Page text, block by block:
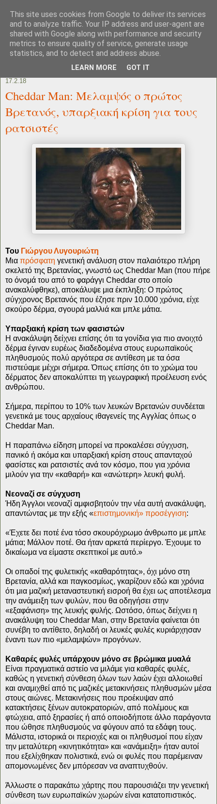
17.2.18
Cheddar Man: Μελαμψός ο πρώτος
Bρετανός, υπαρξιακή κρίση για τους
ρατσιστές
Του Γιώργου Λυγουριώτη
Μια πρόσφατη γενετική ανάλυση στον παλαιότερο πλήρη
σκελετό της Βρετανίας, γνωστό ως Cheddar Man (που πήρε
το όνομά του από το φαράγγι Cheddar στο οποίο
ανακαλύφθηκε), αποκάλυψε μια έκπληξη: Ο πρώτος
σύγχρονος Βρετανός που έζησε πριν 10.000 χρόνια, είχε
σκούρο δέρμα, σγουρά μαλλιά και μπλε μάτια.
Υπαρξιακή κρίση των φασιστών
Η ανακάλυψη δείχνει επίσης ότι τα γονίδια για πιο ανοιχτό
δέρμα έγιναν ευρέως διαδεδομένα στους ευρωπαϊκούς
πληθυσμούς πολύ αργότερα σε αντίθεση με τα όσα
πιστεύαμε μέχρι σήμερα. Όπως επίσης ότι το χρώμα του
δέρματος δεν αποκαλύπτει τη γεωγραφική προέλευση ενός
ανθρώπου.
Σήμερα, περίπου το 10% των λευκών Βρετανών συνδέεται
γενετικά με τους αρχαίους ιθαγενείς της Αγγλίας όπως ο
Cheddar Man.
H παραπάνω είδηση μπορεί να προκαλέσει σύγχυση,
πανικό ή ακόμα και υπαρξιακή κρίση στους απανταχού
φασίστες και ρατσιστές ανά τον κόσμο, που για χρόνια
μιλούν για την «καθαρή» και «ανώτερη» λευκή φυλή.
Νεοναζί σε σύγχυση
Ήδη Άγγλοι νεοναζί αμφισβητούν την νέα αυτή ανακάλυψη,
απαντώντας με την εξής «επιστημονική» προσέγγιση:
«Έχετε δει ποτέ ένα τόσο σκουρόχρωμο άνθρωπο με μπλε
μάτια; Μάλλον ποτέ. Θα ήταν αρκετά περίεργο. Έχουμε το
δικαίωμα να είμαστε σκεπτικοί με αυτό.»
Οι οπαδοί της φυλετικής «καθαρότητας», όχι μόνο στη
Βρετανία, αλλά και παγκοσμίως, γκαρίζουν εδώ και χρόνια
ότι μια μαζική μεταναστευτική εισροή θα έχει ως αποτέλεσμα
την ανάμειξη των φυλών, που θα οδηγήσει στην
«εξαφάνιση» της λευκής φυλής. Ωστόσο, όπως δείχνει η
ανακάλυψη του Cheddar Man, στην Βρετανία φαίνεται ότι
συνέβη το αντίθετο, δηλαδή οι λευκές φυλές κυριάρχησαν
έναντι των πιο «μελαμψών» προγόνων.
Καθαρές φυλές υπάρχουν μόνο σε βρώμικα μυαλά
Είναι πραγματικά αστείο να μιλάμε για καθαρές φυλές,
καθώς η γενετική σύνθεση όλων των λαών έχει αλλοιωθεί
και αναμιχθεί από τις μαζικές μετακινήσεις πληθυσμών μέσα
στους αιώνες. Μετακινήσεις που προέκυψαν από
κατακτήσεις ξένων αυτοκρατοριών, από πολέμους και
φτώχεια, από ξηρασίες ή από οποιοδήποτε άλλο παράγοντα
που ώθησε πληθυσμούς να φύγουν από τα εδάφη τους.
Μάλιστα, ιστορικά οι περιοχές και οι πληθυσμοί που είχαν
την μεταλύτερη «κινητικότητα» και «ανάμειξη» ήταν αυτοί
που εξελίχθηκαν πολιστικά, ενώ οι φυλές που παρέμειναν
απομονωμένες δεν μπόρεσαν να αναπτυχθούν.
Άλλωστε ο παρακάτω χάρτης που παρουσιάζει την γενετική
σύνθεση των ευρωπαϊκών χωρών είναι κατατοπιστικός.
This site uses cookies from Google to deliver its services
and to analyze traffic. Your IP address and user-agent are
shared with Google along with performance and security
metrics to ensure quality of service, generate usage
statistics, and to detect and address abuse.
LEARN MORE GOT IT